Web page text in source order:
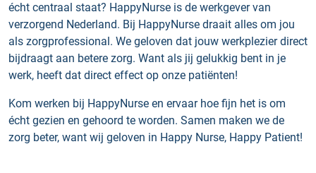
écht centraal staat? HappyNurse is de werkgever van
verzorgend Nederland. Bij HappyNurse draait alles om jou
als zorgprofessional. We geloven dat jouw werkplezier direct
bijdraagt aan betere zorg. Want als jij gelukkig bent in je
werk, heeft dat direct effect op onze patiënten!
Kom werken bij HappyNurse en ervaar hoe fijn het is om
écht gezien en gehoord te worden. Samen maken we de
zorg beter, want wij geloven in Happy Nurse, Happy Patient!